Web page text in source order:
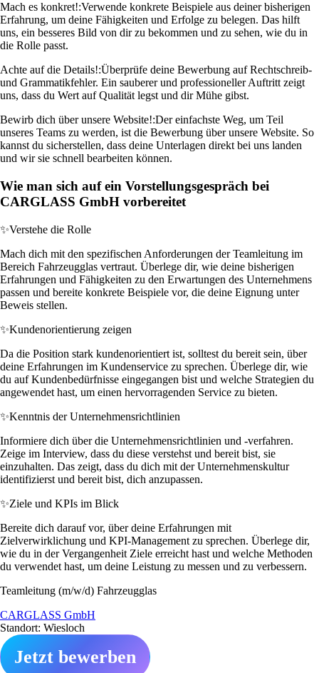
Mach es konkret!:Verwende konkrete Beispiele aus deiner bisherigen
Erfahrung, um deine Fähigkeiten und Erfolge zu belegen. Das hilft
uns, ein besseres Bild von dir zu bekommen und zu sehen, wie du in
die Rolle passt.
Achte auf die Details!:Überprüfe deine Bewerbung auf Rechtschreib-
und Grammatikfehler. Ein sauberer und professioneller Auftritt zeigt
uns, dass du Wert auf Qualität legst und dir Mühe gibst.
Bewirb dich über unsere Website!:Der einfachste Weg, um Teil
unseres Teams zu werden, ist die Bewerbung über unsere Website. So
kannst du sicherstellen, dass deine Unterlagen direkt bei uns landen
und wir sie schnell bearbeiten können.
Wie man sich auf ein Vorstellungsgespräch bei
CARGLASS GmbH vorbereitet
✨Verstehe die Rolle
Mach dich mit den spezifischen Anforderungen der Teamleitung im
Bereich Fahrzeugglas vertraut. Überlege dir, wie deine bisherigen
Erfahrungen und Fähigkeiten zu den Erwartungen des Unternehmens
passen und bereite konkrete Beispiele vor, die deine Eignung unter
Beweis stellen.
✨Kundenorientierung zeigen
Da die Position stark kundenorientiert ist, solltest du bereit sein, über
deine Erfahrungen im Kundenservice zu sprechen. Überlege dir, wie
du auf Kundenbedürfnisse eingegangen bist und welche Strategien du
angewendet hast, um einen hervorragenden Service zu bieten.
✨Kenntnis der Unternehmensrichtlinien
Informiere dich über die Unternehmensrichtlinien und -verfahren.
Zeige im Interview, dass du diese verstehst und bereit bist, sie
einzuhalten. Das zeigt, dass du dich mit der Unternehmenskultur
identifizierst und bereit bist, dich anzupassen.
✨Ziele und KPIs im Blick
Bereite dich darauf vor, über deine Erfahrungen mit
Zielverwirklichung und KPI-Management zu sprechen. Überlege dir,
wie du in der Vergangenheit Ziele erreicht hast und welche Methoden
du verwendet hast, um deine Leistung zu messen und zu verbessern.
Teamleitung (m/w/d) Fahrzeugglas
CARGLASS GmbH
Standort: Wiesloch
Jetzt bewerben